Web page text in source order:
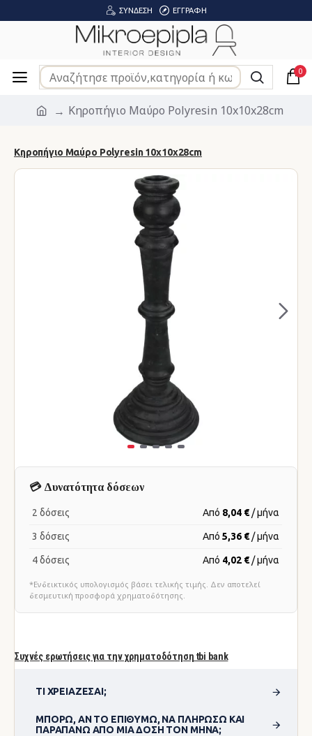
ΣΎΝΔΕΣΗ ΕΓΓΡΑΦΉ
0
Κηροπήγιο Μαύρο Polyresin 10x10x28cm
Κηροπήγιο Μαύρο Polyresin 10x10x28cm
Συχνές ερωτήσεις για την χρηματοδότηση tbi bank
ΤΙ ΧΡΕΙΆΖΕΣΑΙ;
ΜΠΟΡΏ, ΑΝ ΤΟ ΕΠΙΘΥΜΏ, ΝΑ ΠΛΗΡΏΣΩ ΚΑΙ
ΠΑΡΑΠΆΝΩ ΑΠΌ ΜΊΑ ΔΌΣΗ ΤΟΝ ΜΉΝΑ;
💳 Δυνατότητα δόσεων
2 δόσεις Από 8,04 € / μήνα
3 δόσεις Από 5,36 € / μήνα
4 δόσεις Από 4,02 € / μήνα
*Ενδεικτικός υπολογισμός βάσει τελικής τιμής. Δεν αποτελεί
δεσμευτική προσφορά χρηματοδότησης.